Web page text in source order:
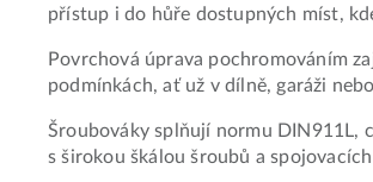
přístup i do hůře dostupných míst,
Povrchová úprava pochromováním
podmínkách, ať už v dílně, garáži
Šroubováky splňují normu DIN911L,
s širokou škálou šroubů a